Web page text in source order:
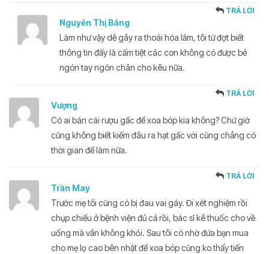
Nguyễn Thị Bằng
TRẢ LỜI
Làm như vậy dễ gây ra thoái hóa lắm, tôi từ đợt biết
thông tin đấy là cấm tiệt các con không có được bẻ
ngón tay ngón chân cho kêu nữa.
Vượng
TRẢ LỜI
Có ai bán cái rượu gấc để xoa bóp kia không? Chứ giờ
cũng không biết kiếm đâu ra hạt gấc với cũng chẳng có
thời gian để làm nữa.
Trần May
TRẢ LỜI
Trước mẹ tôi cũng có bị đau vai gáy. Đi xét nghiệm rồi
chụp chiếu ở bệnh viện đủ cả rồi, bác sĩ kê thuốc cho về
uống mà vẫn không khỏi. Sau tôi có nhờ đứa bạn mua
cho mẹ lọ cao bên nhật để xoa bóp cũng ko thấy tiến